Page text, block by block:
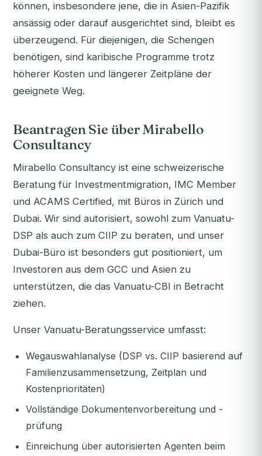
können, insbesondere jene, die in Asien-Pazifik
ansässig oder darauf ausgerichtet sind, bleibt es
überzeugend. Für diejenigen, die Schengen
benötigen, sind karibische Programme trotz
höherer Kosten und längerer Zeitpläne der
geeignete Weg.
Beantragen Sie über Mirabello
Consultancy
Mirabello Consultancy ist eine schweizerische
Beratung für Investmentmigration, IMC Member
und ACAMS Certified, mit Büros in Zürich und
Dubai. Wir sind autorisiert, sowohl zum Vanuatu-
DSP als auch zum CIIP zu beraten, und unser
Dubai-Büro ist besonders gut positioniert, um
Investoren aus dem GCC und Asien zu
unterstützen, die das Vanuatu-CBI in Betracht
ziehen.
Unser Vanuatu-Beratungsservice umfasst:
Wegauswahlanalyse (DSP vs. CIIP basierend auf
Familienzusammensetzung, Zeitplan und
Kostenprioritäten)
Vollständige Dokumentenvorbereitung und -
prüfung
Einreichung über autorisierten Agenten beim